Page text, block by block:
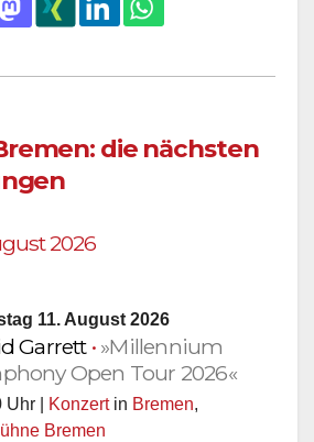
die nächsten
2026
11. August 2026
Garrett • »Millennium
Open Tour 2026«
Uhr | Konzertin Bremen,
Bremen